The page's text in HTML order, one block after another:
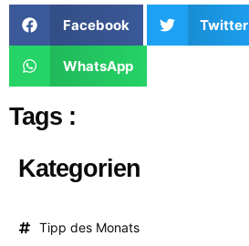
Facebook Twitter
WhatsApp
Tags :
Kategorien
Tipp des Monats